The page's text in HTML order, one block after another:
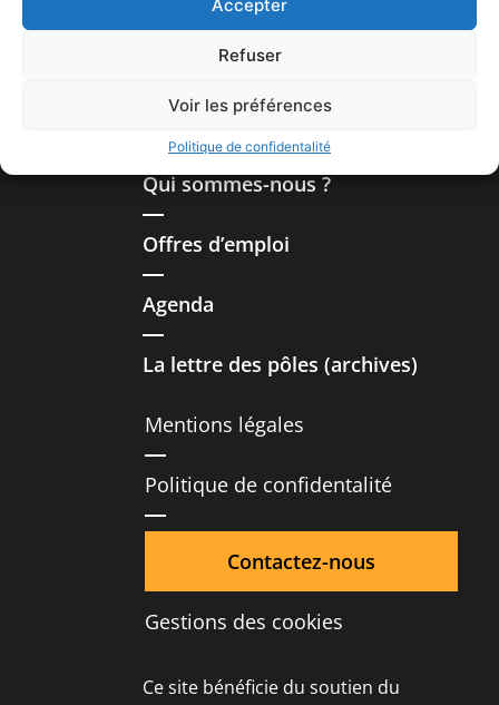
Accepter
Refuser
Voir les préférences
Politique de confidentalité
Le fil des images
images
Qui sommes-nous ?
Offres d’emploi
Agenda
La lettre des pôles (archives)
Mentions légales
Politique de confidentalité
Contactez-nous
Gestions des cookies
Ce site bénéficie du soutien du